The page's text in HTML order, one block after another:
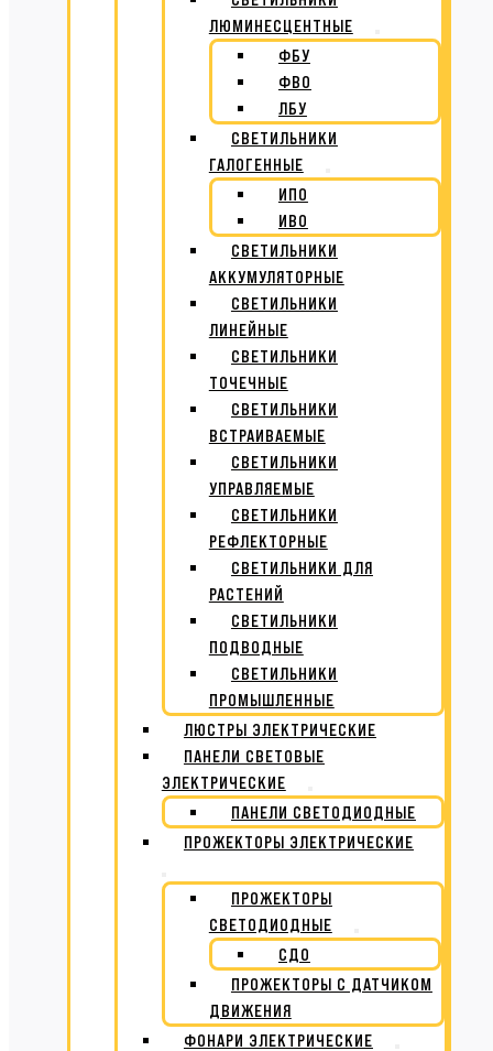
ЛЮМИНЕСЦЕНТНЫЕ
ФБУ
ФВО
ЛБУ
СВЕТИЛЬНИКИ
ГАЛОГЕННЫЕ
ИПО
ИВО
СВЕТИЛЬНИКИ
АККУМУЛЯТОРНЫЕ
СВЕТИЛЬНИКИ
ЛИНЕЙНЫЕ
СВЕТИЛЬНИКИ
ТОЧЕЧНЫЕ
СВЕТИЛЬНИКИ
ВСТРАИВАЕМЫЕ
СВЕТИЛЬНИКИ
УПРАВЛЯЕМЫЕ
СВЕТИЛЬНИКИ
РЕФЛЕКТОРНЫЕ
СВЕТИЛЬНИКИ ДЛЯ
РАСТЕНИЙ
СВЕТИЛЬНИКИ
ПОДВОДНЫЕ
СВЕТИЛЬНИКИ
ПРОМЫШЛЕННЫЕ
ЛЮСТРЫ ЭЛЕКТРИЧЕСКИЕ
ПАНЕЛИ СВЕТОВЫЕ
ЭЛЕКТРИЧЕСКИЕ
ПАНЕЛИ СВЕТОДИОДНЫЕ
ПРОЖЕКТОРЫ ЭЛЕКТРИЧЕСКИЕ
ПРОЖЕКТОРЫ
СВЕТОДИОДНЫЕ
СДО
ПРОЖЕКТОРЫ С ДАТЧИКОМ
ДВИЖЕНИЯ
ФОНАРИ ЭЛЕКТРИЧЕСКИЕ